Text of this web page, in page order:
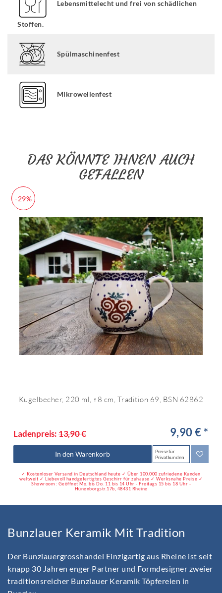
Lebensmittelecht und frei von schädlichen
Stoffen.
Spülmaschinenfest
Mikrowellenfest
DAS KÖNNTE IHNEN AUCH
GEFALLEN
-29%
Kugelbecher, 220 ml, ↑8 cm, Tradition 69, BSN 62862
Ladenpreis:13,90 € 9,90 € *
In den Warenkorb
Preise für
Privatkunden
✓ Kostenloser Versand in Deutschland heute ✓ Über 100.000 zufriedene Kunden
weltweit ✓ Liebevoll handgefertigtes Geschirr für zuhause ✓ Werksnahe Preise ✓
Showroom : Geöffnet Mo. bis Do. 11 bis 14 Uhr - Freitags 15 bis 18 Uhr -
Hünenborgstr.17b, 48431 Rheine
Bunzlauer Keramik Mit Tradition
Der Bunzlauergrosshandel Einzigartig aus Rheine ist seit
knapp 30 Jahren enger Partner und Formdesigner zweier
traditionsreicher Bunzlauer Keramik Töpfereien in